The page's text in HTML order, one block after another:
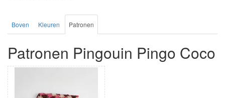
Boven Kleuren Patronen
Patronen Pingouin Pingo Coco